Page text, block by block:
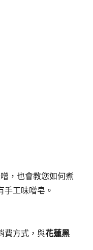
，也會教您如何煮
手工味噌皂。
費方式，與花蓮黑